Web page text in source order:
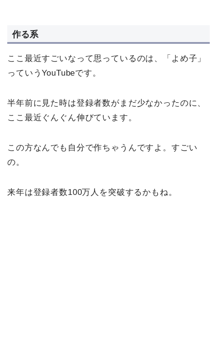
作る系
ここ最近すごいなって思っているのは、「よめ子」
っていうYouTubeです。
半年前に見た時は登録者数がまだ少なかったのに、
ここ最近ぐんぐん伸びています。
この方なんでも自分で作ちゃうんですよ。すごい
の。
来年は登録者数100万人を突破するかもね。